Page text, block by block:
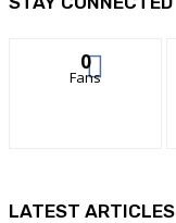
0
Fans
LATEST ARTICLES